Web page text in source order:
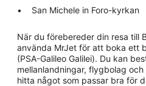
San Michele in Foro-kyrkan
När du förebereder din resa till
använda MrJet för att boka ett
(PSA-Galileo Galilei). Du kan
mellanlandningar, flygbolag
hitta något som passar bra för